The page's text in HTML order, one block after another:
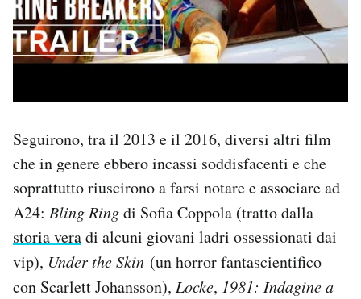
Seguirono, tra il 2013 e il 2016, diversi altri film
che in genere ebbero incassi soddisfacenti e che
soprattutto riuscirono a farsi notare e associare ad
A24: Bling Ringdi Sofia Coppola (tratto dalla
storia veradi alcuni giovani ladri ossessionati dai
vip), Under the Skin (un horror fantascientifico
con Scarlett Johansson), Locke, 1981: Indagine a